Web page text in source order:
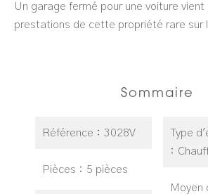
Un garage fermé pour une voiture vient
prestations de cette propriété rare sur
Sommaire
Référence 3028V
Pièces 5 pièces
Type
Moyen